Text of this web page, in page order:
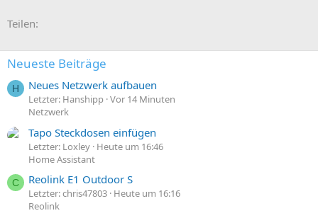
Teilen:
Neueste Beiträge
H Neues Netzwerk aufbauen
Letzter: Hanshipp Vor 14 Minuten
Netzwerk
Tapo Steckdosen einfügen
Letzter: Loxley Heute um 16:46
Home Assistant
C Reolink E1 Outdoor S
Letzter: chris47803 Heute um 16:16
Reolink